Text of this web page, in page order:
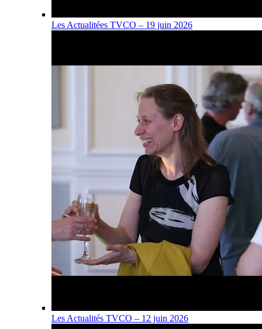
Les Actualitées TVCO – 19 juin 2026
Les Actualités TVCO – 12 juin 2026